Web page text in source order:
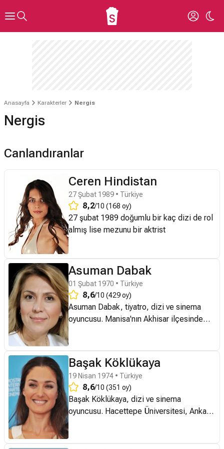
Anasayfa Karakterler Nergis
Nergis
Canlandıranlar
Ceren Hindistan
27 Şubat 1989 • Türkiye
8,2/10 (168 oy)
27 şubat 1989 doğumlu bir kaç dizi de rol
almış lise mezunu bir aktrist
Asuman Dabak
01 Şubat 1970 • Türkiye
8,6/10 (429 oy)
Asuman Dabak, tiyatro, dizi ve sinema
oyuncusu. Manisa'nın Akhisar ilçesinde
üzerine çalışmalar yaptı. Turizm ve
otelcilik okuyan, ancak oyunculuk eğitimi
almamış olan sanatçı, buna rağmen, iyi
gözlemcilik ve yorumculuk yeteneğiyle
tiyatrodan sonra kamera karşısına da
Başak Köklükaya
19 Nisan 1974 • Türkiye
8,6/10 (351 oy)
Başak Köklükaya, dizi ve sinema
oyuncusu. Hacettepe Üniversitesi, Ankara